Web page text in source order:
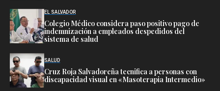
EL SALVADOR
Colegio Médico considera paso positivo pago de
indemnización a empleados despedidos del
sistema de salud
SALUD
Cruz Roja Salvadoreña tecnifica a personas con
discapacidad visual en «Masoterapia Intermedio»